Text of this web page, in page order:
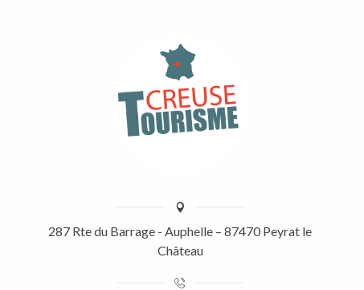
287 Rte du Barrage - Auphelle – 87470 Peyrat le
Château